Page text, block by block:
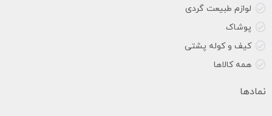
لوازم طبیعت گردی
پوشاک
کیف و کوله پشتی
همه کالاها
نمادها